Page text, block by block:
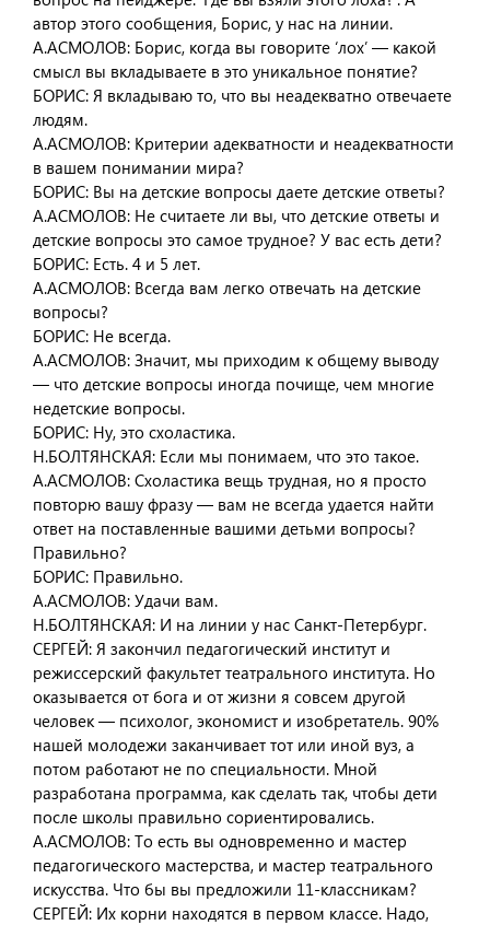
автор этого сообщения, Борис, у нас на линии.
А.АСМОЛОВ: Борис, когда вы говорите ‘лох’ — какой
смысл вы вкладываете в это уникальное понятие?
БОРИС: Я вкладываю то, что вы неадекватно отвечаете
людям.
А.АСМОЛОВ: Критерии адекватности и неадекватности
в вашем понимании мира?
БОРИС: Вы на детские вопросы даете детские ответы?
А.АСМОЛОВ: Не считаете ли вы, что детские ответы и
детские вопросы это самое трудное? У вас есть дети?
БОРИС: Есть. 4 и 5 лет.
А.АСМОЛОВ: Всегда вам легко отвечать на детские
вопросы?
БОРИС: Не всегда.
А.АСМОЛОВ: Значит, мы приходим к общему выводу
— что детские вопросы иногда почище, чем многие
недетские вопросы.
БОРИС: Ну, это схоластика.
Н.БОЛТЯНСКАЯ: Если мы понимаем, что это такое.
А.АСМОЛОВ: Схоластика вещь трудная, но я просто
повторю вашу фразу — вам не всегда удается найти
ответ на поставленные вашими детьми вопросы?
Правильно?
БОРИС: Правильно.
А.АСМОЛОВ: Удачи вам.
Н.БОЛТЯНСКАЯ: И на линии у нас Санкт-Петербург.
СЕРГЕЙ: Я закончил педагогический институт и
режиссерский факультет театрального института. Но
оказывается от бога и от жизни я совсем другой
человек — психолог, экономист и изобретатель. 90%
нашей молодежи заканчивает тот или иной вуз, а
потом работают не по специальности. Мной
разработана программа, как сделать так, чтобы дети
после школы правильно сориентировались.
А.АСМОЛОВ: То есть вы одновременно и мастер
педагогического мастерства, и мастер театрального
искусства. Что бы вы предложили 11-классникам?
СЕРГЕЙ: Их корни находятся в первом классе. Надо,